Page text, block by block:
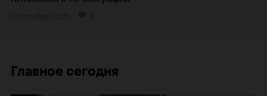
Главное сегодня